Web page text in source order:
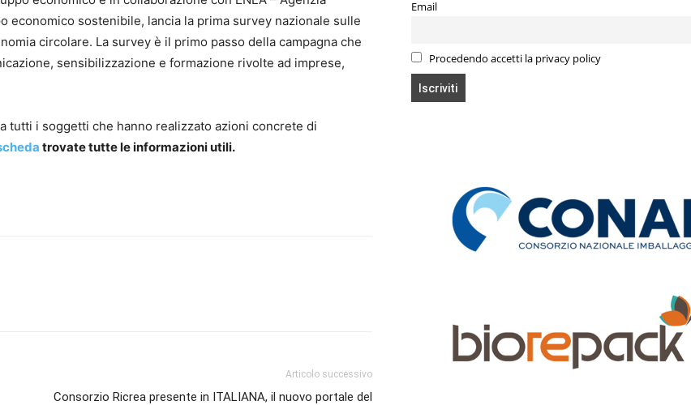
economico sostenibile, lancia la prima survey nazionale sulle
circolare. La survey è il primo passo della campagna che
sensibilizzazione e formazione rivolte ad imprese,
tutti i soggetti che hanno realizzato azioni concrete di
trovate tutte le informazioni utili.
Articolo successivo
Consorzio Ricrea presente in ITALIANA, il nuovo portale del
Email
Procedendo accetti la privacy policy